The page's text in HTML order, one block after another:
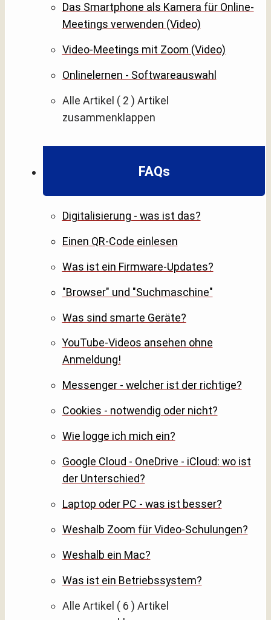
Das Smartphone als Kamera für Online-
Meetings verwenden (Video)
Video-Meetings mit Zoom (Video)
Onlinelernen - Softwareauswahl
Alle Artikel ( 2 ) Artikel
zusammenklappen
FAQs
Digitalisierung - was ist das?
Einen QR-Code einlesen
Was ist ein Firmware-Updates?
"Browser" und "Suchmaschine"
Was sind smarte Geräte?
YouTube-Videos ansehen ohne
Anmeldung!
Messenger - welcher ist der richtige?
Cookies - notwendig oder nicht?
Wie logge ich mich ein?
Google Cloud - OneDrive - iCloud: wo ist
der Unterschied?
Laptop oder PC - was ist besser?
Weshalb Zoom für Video-Schulungen?
Weshalb ein Mac?
Was ist ein Betriebssystem?
Alle Artikel ( 6 ) Artikel